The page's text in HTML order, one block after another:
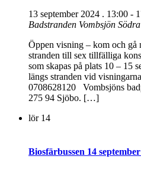
13 september 2024 . 13:00 -
Badstranden Vombsjön
Öppen visning – kom och
stranden till sex tillfälliga
som skapas på plats 10 – 15
längs stranden vid
0708628120 Vombsjöns
275 94 Sjöbo. […]
lör 14
Biosfärbussen 14